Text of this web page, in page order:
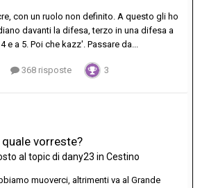
con un ruolo non definito. A questo gli ho
davanti la difesa, terzo in una difesa a
e a 5. Poi che kazz'. Passare da...
368 risposte 3
vorreste?
al topic di dany23 in Cestino
muoverci, altrimenti va al Grande